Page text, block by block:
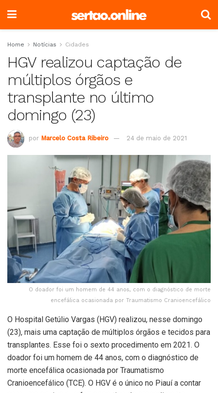
Home Notícias Cidades
HGV realizou captação de
múltiplos órgãos e
transplante no último
domingo (23)
por Marcelo Costa Ribeiro 24 de maio de 2021
O doador foi um homem de 44 anos, com o diagnóstico de morte
encefálica ocasionada por Traumatismo Cranioencefálico
O Hospital Getúlio Vargas (HGV) realizou, nesse domingo
(23), mais uma captação de múltiplos órgãos e tecidos para
transplantes. Esse foi o sexto procedimento em 2021. O
doador foi um homem de 44 anos, com o diagnóstico de
morte encefálica ocasionada por Traumatismo
Cranioencefálico (TCE). O HGV é o único no Piauí a contar